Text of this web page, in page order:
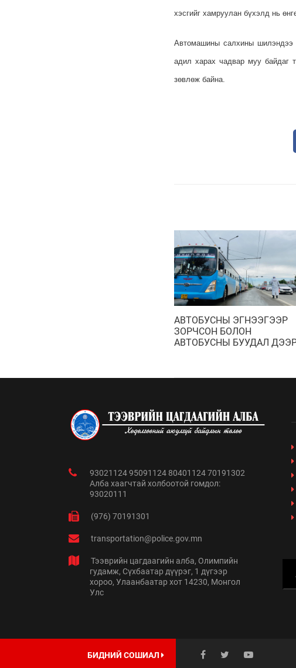
хэсгийг хамруулан бүхэлд нь
Автомашины салхины шилэндээ
адил харах чадвар муу байдаг
зөвлөж байна.
АВТОБУСНЫ ЭГНЭЭГЭЭР
ЗОРЧСОН БОЛОН
АВТОБУСНЫ БУУДАЛ
КАМЕРААР ТОРГУУЛЬ
93021124 95091124 80401124 70191302
Алба хаагчтай холбоотой гомдол:
93020111
(976) 70191301
transportation@police.gov.mn
Тээврийн цагдаагийн алба, Олимпийн
гудамж, Сүхбаатар дүүрэг, 1 дүгээр
хороо, Улаанбаатар хот 14230, Монгол
Улс
БИДНИЙ СОШИАЛ